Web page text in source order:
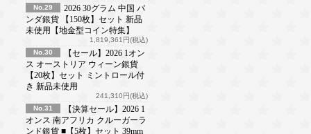
No.29
2026 30グラム 中国 パ
ンダ銀貨 【150枚】セット 新品
未使用【地金型コイン特集】
1,819,361円(税込)
No.30
【セール】2026 1オン
ス オーストリア ウィーン銀貨
【20枚】セット ミントロール付
き 新品未使用
241,310円(税込)
No.31
【決算セール】2026 1
オンス 南アフリカ クルーガーラ
ンド銀貨 ■【5枚】セット 39mm